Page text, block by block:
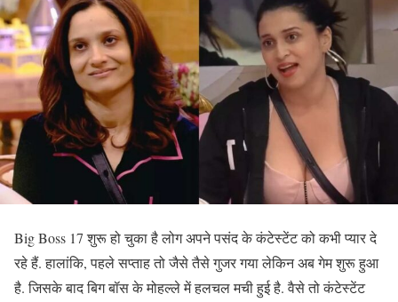
Big Boss 17 शुरू हो चुका है लोग अपने पसंद के कंटेस्टेंट को कभी प्यार दे
रहे हैं. हालांकि, पहले सप्ताह तो जैसे तैसे गुजर गया लेकिन अब गेम शुरू हुआ
है. जिसके बाद बिग बॉस के मोहल्ले में हलचल मची हुई है. वैसे तो कंटेस्टेंट